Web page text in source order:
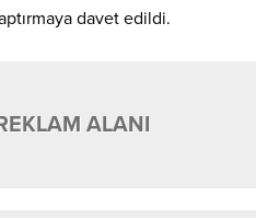
davet edildi.
ALANI